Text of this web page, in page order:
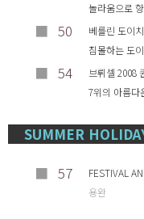
놀라움으로
■ 50
베를린 도이
침몰하는 도
■ 54
브뤼셀 2008
7위의 아름다
SUMMER
■ 57 FESTIVAL
용완